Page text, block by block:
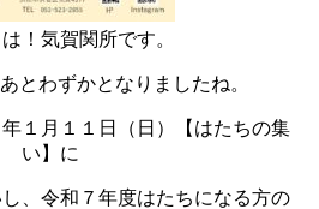
！気賀関所です。
かとなりましたね。
１月１１日（日）【はたちの集
い】に
、令和７年度はたちになる方の